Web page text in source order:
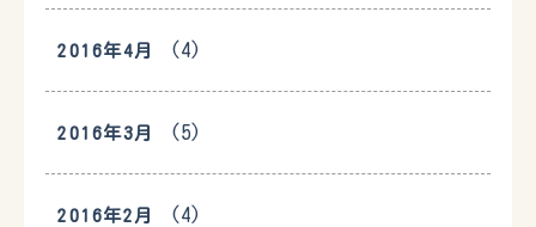
2016年4月 (4)
2016年3月 (5)
2016年2月 (4)